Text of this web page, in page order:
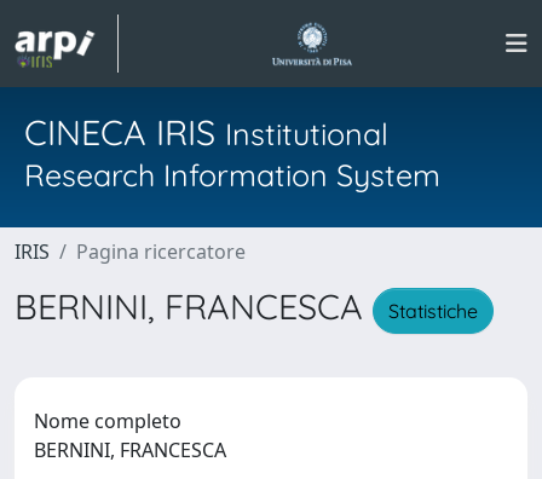
CINECA IRIS Institutional
Research Information System
IRIS Pagina ricercatore
BERNINI, FRANCESCA Statistiche
Nome completo
BERNINI, FRANCESCA